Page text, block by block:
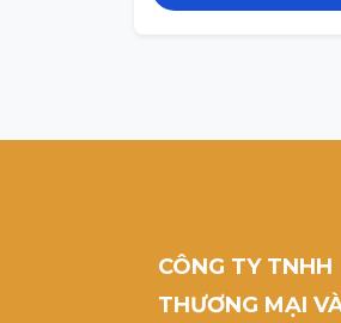
CÔNG TY TNHH
THƯƠNG MẠI